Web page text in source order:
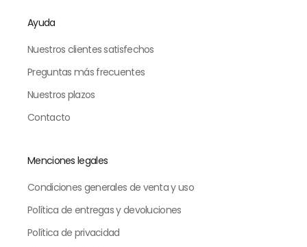
Ayuda
Nuestros clientes satisfechos
Preguntas más frecuentes
Nuestros plazos
Contacto
Menciones legales
Condiciones generales de venta y uso
Política de entregas y devoluciones
Política de privacidad